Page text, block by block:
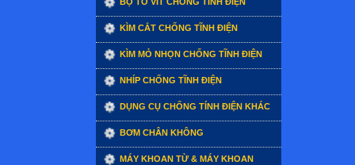
KÌM CẮT CHỐNG TĨNH ĐIỆN
KÌM MỎ NHỌN CHỐNG TĨNH ĐIỆN
NHÍP CHỐNG TĨNH ĐIỆN
DỤNG CỤ CHỐNG TÍNH ĐIỆN KHÁC
BƠM CHÂN KHÔNG
MÁY KHOAN TỪ & MÁY KHOAN